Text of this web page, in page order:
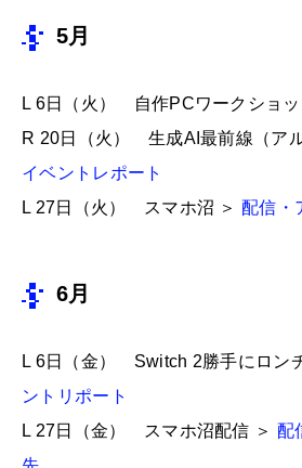
5月
L 6日（火） 自作PCワークショ
R 20日（火） 生成AI最前線（ア
イベントレポート
L 27日（火） スマホ沼 ＞配信・
6月
L 6日（金） Switch 2勝手にロン
ントリポート
L 27日（金） スマホ沼配信 ＞ 配